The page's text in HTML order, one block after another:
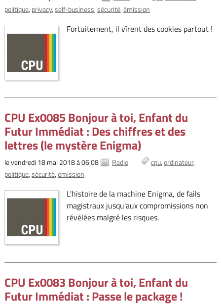
politique privacy self-business sécurité émission
Fortuitement, il vîrent des cookies partout !
CPU Ex0085 Bonjour à toi, Enfant du
Futur Immédiat : Des chiffres et des
lettres (le mystère Enigma)
le vendredi 18 mai 2018 à 06:08 Radio cpu ordinateur
politique sécurité émission
L'histoire de la machine Enigma, de fails
magistraux jusqu'aux compromissions non
révélées malgré les risques.
CPU Ex0083 Bonjour à toi, Enfant du
Futur Immédiat : Passe le package !